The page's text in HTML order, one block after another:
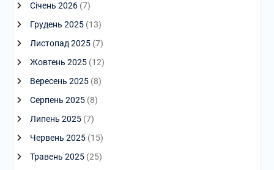
Січень 2026(7)
Грудень 2025(13)
Листопад 2025(7)
Жовтень 2025(12)
Вересень 2025(8)
Серпень 2025(8)
Липень 2025(7)
Червень 2025(15)
Травень 2025(25)